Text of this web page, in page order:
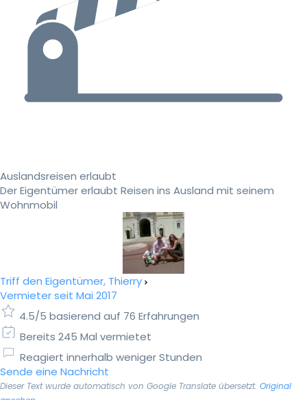
Auslandsreisen erlaubt
Der Eigentümer erlaubt Reisen ins Ausland mit seinem
Wohnmobil
Triff den Eigentümer, Thierry
Vermieter seit Mai 2017
4.5/5 basierend auf 76 Erfahrungen
Bereits 245 Mal vermietet
Reagiert innerhalb weniger Stunden
Sende eine Nachricht
Dieser Text wurde automatisch von Google Translate übersetzt. Original